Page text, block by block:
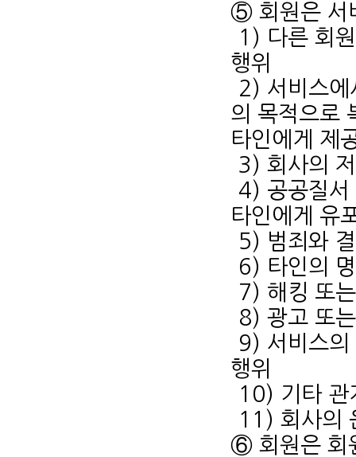
⑤ 회원은 서
1) 다른 회
행위
2) 서비스에
의 목적으로
타인에게 제
3) 회사의
4) 공공질서
타인에게 유
5) 범죄와
6) 타인의
7) 해킹 또
8) 광고 또
9) 서비스의
행위
10) 기타 관
11) 회사의
⑥ 회원은 회